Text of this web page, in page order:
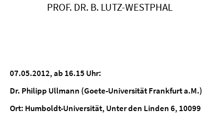
PROF. DR. B. LUTZ-WESTPHAL
07.05.2012, ab 16.15 Uhr:
Dr. Philipp Ullmann (Goete-Universität Frankfurt a.M.)
Ort: Humboldt-Universität, Unter den Linden 6, 10099